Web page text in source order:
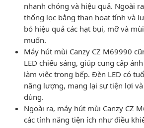
nhanh chóng và hiệu quả. Ngoài
thống lọc bằng than hoạt tính và
bỏ hiệu quả các hạt bụi, mỡ và
muốn.
Máy hút mùi Canzy CZ M69990
LED chiếu sáng, giúp cung cấp
làm việc trong bếp. Đèn LED có
năng lượng, mang lại sự tiện lợi
dùng.
Ngoài ra, máy hút mùi Canzy CZ
các tính năng tiện ích như điều